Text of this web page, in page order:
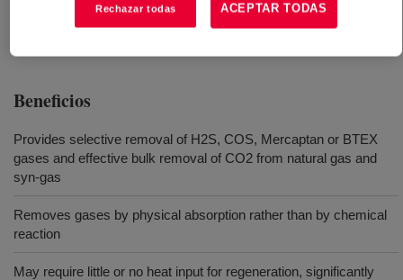
Acid Gas Removal
Beneficios
Provides selective removal of H2S, COS, Mercaptan or BTEX
gases and effective bulk removal of CO2 from natural gas and
syn-gas
Removes gases by physical absorption rather than by chemical
reaction
May require little or no heat input for regeneration, significantly
Rechazar todas ACEPTAR TODAS